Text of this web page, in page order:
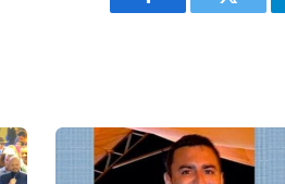
Facebook Twitter